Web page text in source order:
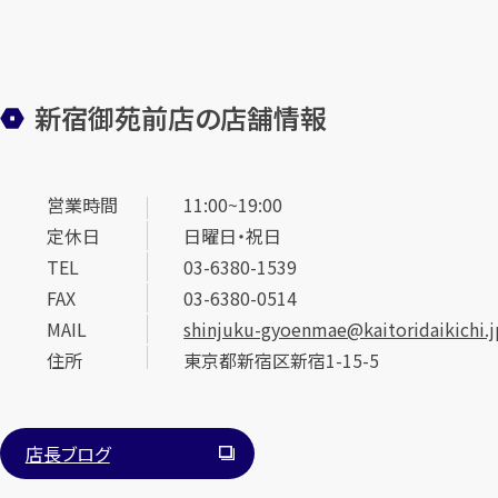
新宿御苑前店の店舗情報
営業時間
11:00~19:00
定休日
日曜日・祝日
TEL
03-6380-1539
FAX
03-6380-0514
MAIL
shinjuku-
住所
東京都新宿区新宿1-15-5
店長ブログ